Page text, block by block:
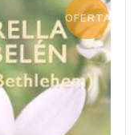
OFERTA!